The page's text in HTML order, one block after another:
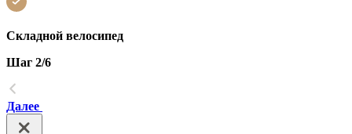
Складной велосипед
Шаг 2/6
Далее